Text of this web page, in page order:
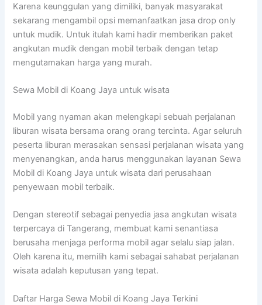
Karena keunggulan yang dimiliki, banyak masyarakat
sekarang mengambil opsi memanfaatkan jasa drop only
untuk mudik. Untuk itulah kami hadir memberikan paket
angkutan mudik dengan mobil terbaik dengan tetap
mengutamakan harga yang murah.
Sewa Mobil di Koang Jaya untuk wisata
Mobil yang nyaman akan melengkapi sebuah perjalanan
liburan wisata bersama orang orang tercinta. Agar seluruh
peserta liburan merasakan sensasi perjalanan wisata yang
menyenangkan, anda harus menggunakan layanan Sewa
Mobil di Koang Jaya untuk wisata dari perusahaan
penyewaan mobil terbaik.
Dengan stereotif sebagai penyedia jasa angkutan wisata
terpercaya di Tangerang, membuat kami senantiasa
berusaha menjaga performa mobil agar selalu siap jalan.
Oleh karena itu, memilih kami sebagai sahabat perjalanan
wisata adalah keputusan yang tepat.
Daftar Harga Sewa Mobil di Koang Jaya Terkini